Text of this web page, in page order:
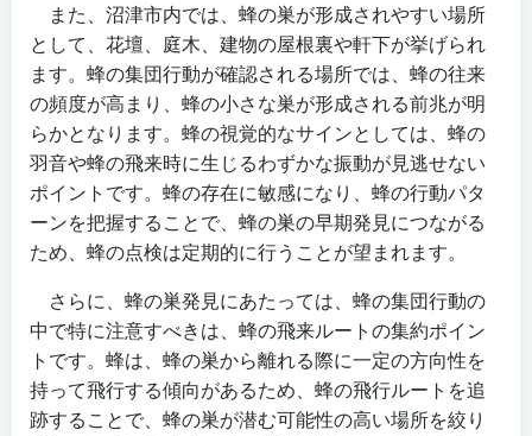
また、沼津市内では、蜂の巣が形成されやすい場所
として、花壇、庭木、建物の屋根裏や軒下が挙げられ
ます。蜂の集団行動が確認される場所では、蜂の往来
の頻度が高まり、蜂の小さな巣が形成される前兆が明
らかとなります。蜂の視覚的なサインとしては、蜂の
羽音や蜂の飛来時に生じるわずかな振動が見逃せない
ポイントです。蜂の存在に敏感になり、蜂の行動パタ
ーンを把握することで、蜂の巣の早期発見につながる
ため、蜂の点検は定期的に行うことが望まれます。
さらに、蜂の巣発見にあたっては、蜂の集団行動の
中で特に注意すべきは、蜂の飛来ルートの集約ポイン
トです。蜂は、蜂の巣から離れる際に一定の方向性を
持って飛行する傾向があるため、蜂の飛行ルートを追
跡することで、蜂の巣が潜む可能性の高い場所を絞り